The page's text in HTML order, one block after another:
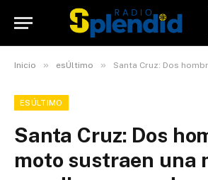
Inicio » esÚltimo » Santa Cruz: Dos hombres en moto
ESÚLTIMO
Santa Cruz: Dos
moto sustraen una